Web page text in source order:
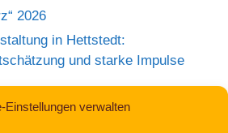
Einstellungen verwalten
2026
in Hettstedt:
und starke Impulse
im Europa-